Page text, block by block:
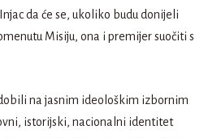
da će se, ukoliko budu donijeli
Misiju, ona i premijer suočiti s
na jasnim ideološkim izbornim
istorijski, nacionalni identitet